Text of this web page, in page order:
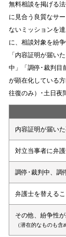
無料相談を掲げる
に見合う良質なサ
ないミッションを
に、相談対象を紛
「内容証明が届い
中」「調停･裁判目
が顕在化している
往復のみ）･土日夜
内容証明が届い
対立当事者に弁
調停･裁判中、調
弁護士を替える
その他、紛争性
（潜在的なものも含